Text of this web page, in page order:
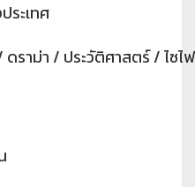
ะเทศ
าม่า / ประวัติศาสตร์ / ไซไฟ